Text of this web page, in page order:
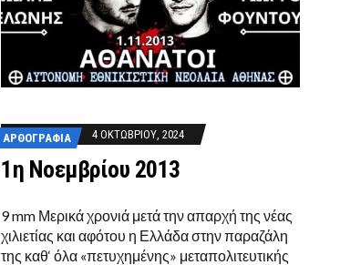
ΑΡΘΟΓΡΑΦΊΑ 4 ΟΚΤΩΒΡΊΟΥ, 2024
1η Νοεμβρίου 2013
9 mm Μερικά χρονιά μετά την απαρχή της νέας
χιλιετίας και αφότου η Ελλάδα στην παραζάλη
της καθ‘ όλα «πετυχημένης» μεταπολιτευτικής